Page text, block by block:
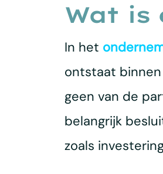
Wat is
In het
ontstaat binnen
geen van de
belangrijk
zoals